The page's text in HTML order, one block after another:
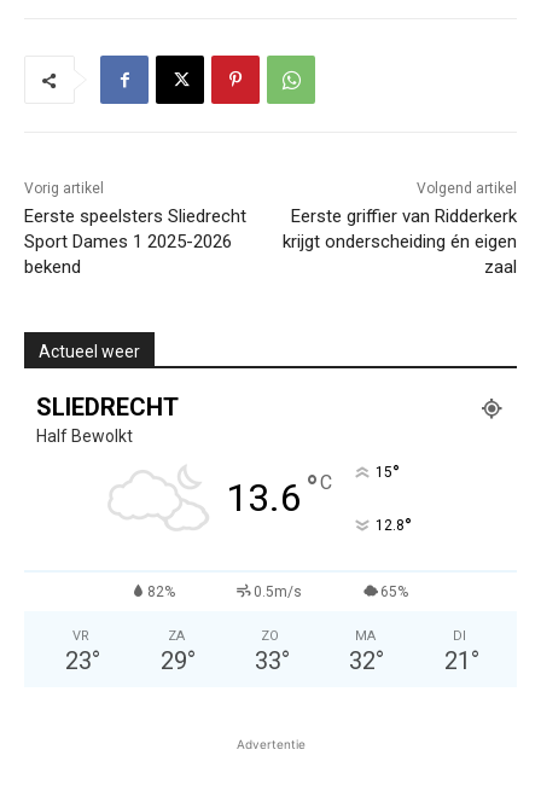
Vorig artikel
Eerste speelsters Sliedrecht
Sport Dames 1 2025-2026
bekend
Volgend artikel
Eerste griffier van Ridderkerk
krijgt onderscheiding én eigen
zaal
Actueel weer
SLIEDRECHT
Half Bewolkt
13.6 °C 15°
12.8°
82% 0.5m/s 65%
VR
23°
ZA
29°
ZO
33°
MA
32°
DI
21 °
Advertentie